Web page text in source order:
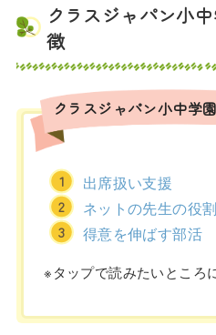
クラスジャパン小
徴
クラスジャパン小中学
出席扱い支援
ネットの先生の役割
得意を伸ばす部活
※タップで読みたいところ